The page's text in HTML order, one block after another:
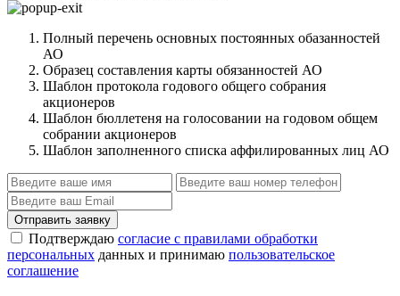
Полный перечень основных постоянных обазанностей
АО
Образец составления карты обязанностей АО
Шаблон протокола годового общего собрания
акционеров
Шаблон бюллетеня на голосовании на годовом общем
собрании акционеров
Шаблон заполненного списка аффилированных лиц АО
Отправить заявку
Подтверждаю согласие с правилами обработки
персональных данных и принимаю пользовательское
соглашение